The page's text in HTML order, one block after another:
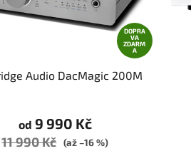
DOPRA
VA
ZDARM
A
Audio DacMagic 200M
od 9 990 Kč
11 990 Kč (až –16 %)